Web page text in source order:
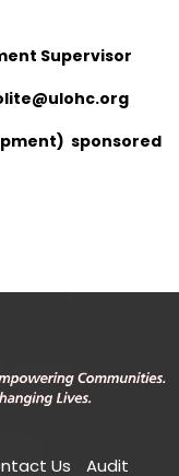
Supervisor
sponsored
Us Audit